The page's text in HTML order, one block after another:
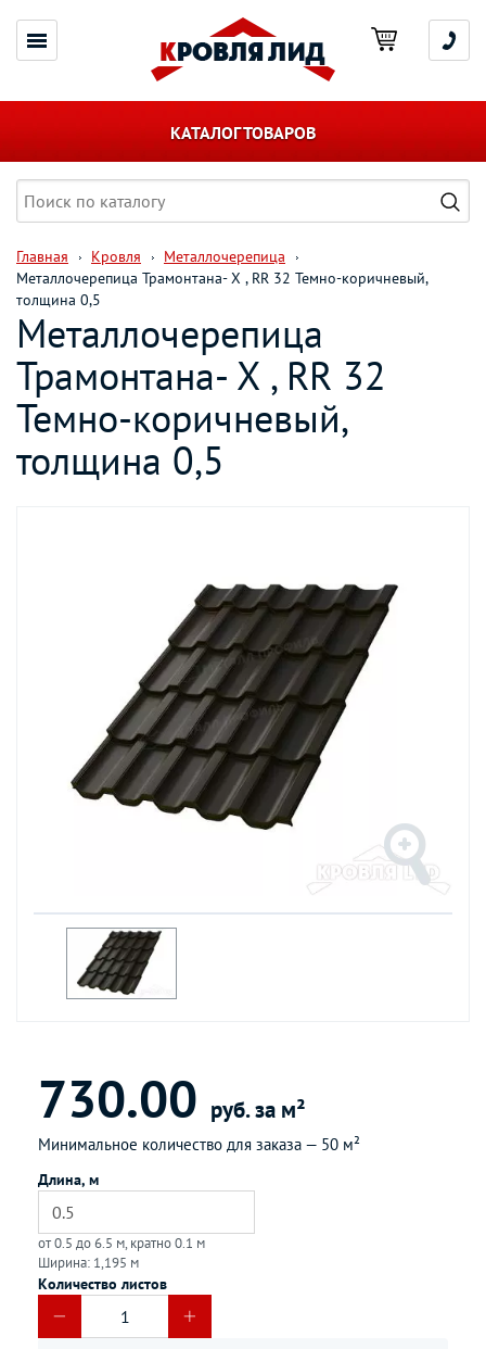
КАТАЛОГ ТОВАРОВ
Главная Кровля
Металлочерепица
Металлочерепица Трамонтана- X , RR 32 Темно-коричневый,
толщина 0,5
Металлочерепица
Трамонтана- X , RR 32
Темно-коричневый,
толщина 0,5
730.00 руб. за м²
Минимальное количество для заказа — 50 м²
Длина, м
от 0.5 до 6.5 м, кратно 0.1 м
Ширина: 1,195 м
Количество листов